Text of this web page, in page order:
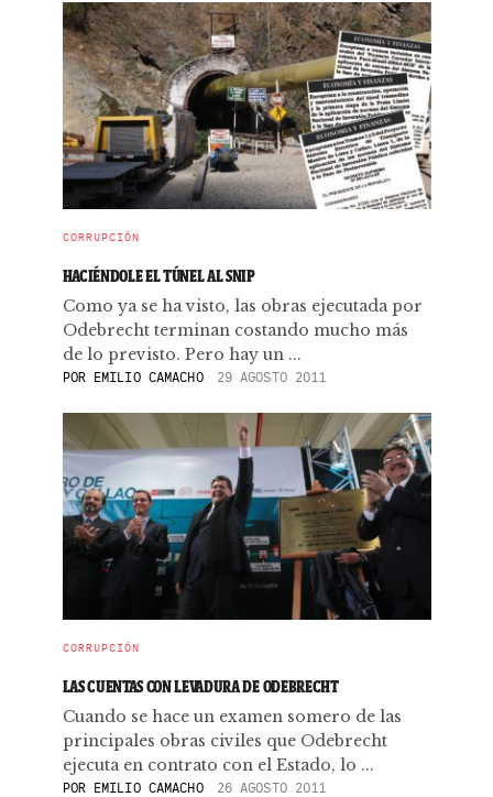
CORRUPCIÓN
HACIÉNDOLE EL TÚNEL AL SNIP
Como ya se ha visto, las obras ejecutada por
Odebrecht terminan costando mucho más
de lo previsto. Pero hay un ...
POREMILIO CAMACHO 29 AGOSTO 2011
CORRUPCIÓN
LAS CUENTAS CON LEVADURA DE ODEBRECHT
Cuando se hace un examen somero de las
principales obras civiles que Odebrecht
ejecuta en contrato con el Estado, lo ...
POREMILIO CAMACHO 26 AGOSTO 2011